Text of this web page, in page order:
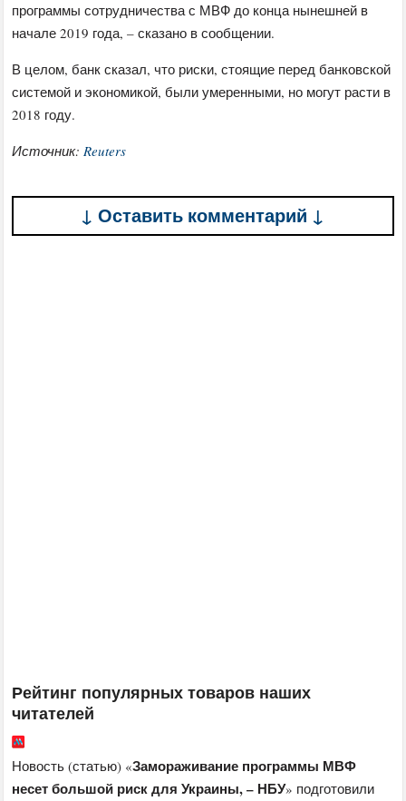
программы сотрудничества с МВФ до конца нынешней в
начале 2019 года, – сказано в сообщении.
В целом, банк сказал, что риски, стоящие перед банковской
системой и экономикой, были умеренными, но могут расти в
2018 году.
Источник:Reuters
↓ Оставить комментарий ↓
Рейтинг популярных товаров наших
читателей
Новость (статью) «Замораживание программы МВФ
несет большой риск для Украины, – НБУ» подготовили